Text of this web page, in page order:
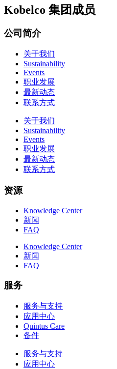
Kobelco 集团成员
公司简介
关于我们
Sustainability
Events
职业发展
最新动态
联系方式
关于我们
Sustainability
Events
职业发展
最新动态
联系方式
资源
Knowledge Center
新闻
FAQ
Knowledge Center
新闻
FAQ
服务
服务与支持
应用中心
Quintus Care
备件
服务与支持
应用中心